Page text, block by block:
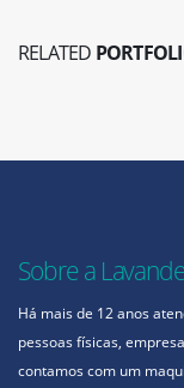
RELATED
Sobre a
Há mais de 12 anos
pessoas físicas,
contamos com um